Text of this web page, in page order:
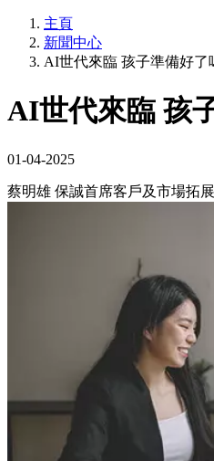
主頁
新聞中心
AI世代來臨 孩子準備好了
AI世代來臨 孩
01-04-2025
蔡明雄 保誠首席客戶及市場拓